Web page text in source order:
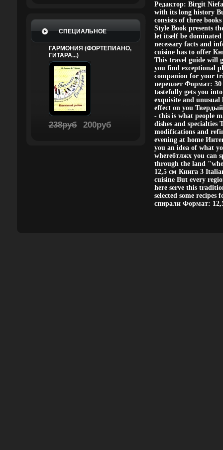
СПЕЦИАЛЬНОЕ
ГАРМОНИЯ (ФОРТЕПИАНО,
ГИТАРА...)
238руб 200руб
Редактор: Birgit
with its long history
consists of three
Style Book presents
let itself be
necessary facts and
cuisine has to offer
This travel guide will
you find exceptional
companion for your
переплет Формат:
tastefully gets you
exquisite and unusual
effect on you
- this is what people
dishes and
modifications and
evening at home
you an idea of what
whereбтлжх you can
through the land
12,5 см Книга 3
cuisine But every
here serve this
selected some
спирали Формат: